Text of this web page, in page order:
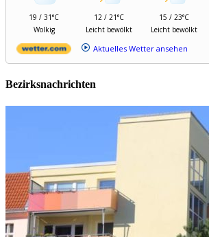
19 / 31°C
Wolkig
12 / 21°C
Leicht bewölkt
15 / 23°C
Leicht bewölkt
Aktuelles Wetter ansehen
Bezirksnachrichten